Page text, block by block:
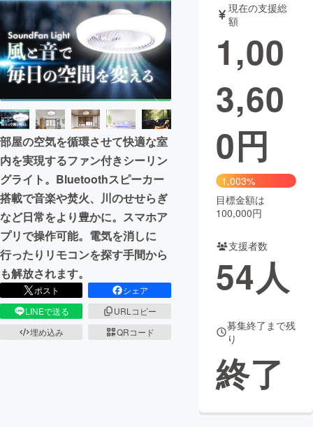
テクノロジー・ガジェット
映像・映画 書籍・雑誌
ビジネス・起業 チャレンジ
まちづくり・地域活性化
CAMPFIRE for Social Good
CAMPFIRE Creation
CAMPFIREふるさと納税machi-ya コミュニティ
部屋の空気を循環させて快適な室
内を実現するファン付きシーリン
グライト。Bluetoothスピーカー
搭載で音楽や焚火、川のせせらぎ
など日常をより豊かに。スマホア
プリで操作可能。電気を消しに
行ったりリモコンを探す手間から
も解放されます。
ポスト
シェア
LINEで送る
URLコピー
埋め込み
QRコード
現在の支援総
額
1,00
3,60
0円
1,003%
目標金額は
100,000円
支援者数
54人
募集終了まで残
り
終了